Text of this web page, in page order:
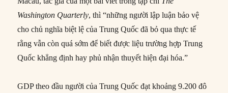
Washington Quarterly, thì “những người lập luận bảo vệ
cho chủ nghĩa biệt lệ của Trung Quốc đã bỏ qua thực tế
rằng vẫn còn quá sớm để biết được liệu trường hợp Trung
Quốc khẳng định hay phủ nhận thuyết hiện đại hóa.”
GDP theo đầu người của Trung Quốc đạt khoảng 9.200 đô